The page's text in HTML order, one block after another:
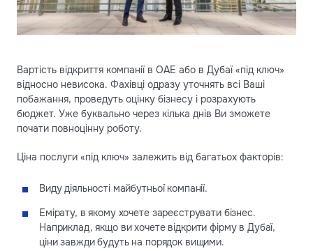
Вартість відкриття компанії в ОАЕ або в Дубаї «під ключ»
відносно невисока. Фахівці одразу уточнять всі Ваші
побажання, проведуть оцінку бізнесу і розрахують
бюджет. Уже буквально через кілька днів Ви зможете
почати повноцінну роботу.
Ціна послуги «під ключ» залежить від багатьох факторів:
Виду діяльності майбутньої компанії.
Емірату, в якому хочете зареєструвати бізнес.
Наприклад, якщо ви хочете відкрити фірму в Дубаї,
ціни завжди будуть на порядок вищими.